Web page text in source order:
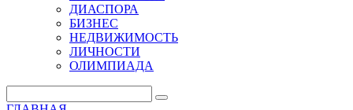
ДИАСПОРА
БИЗНЕС
НЕДВИЖИМОСТЬ
ЛИЧНОСТИ
ОЛИМПИАДА